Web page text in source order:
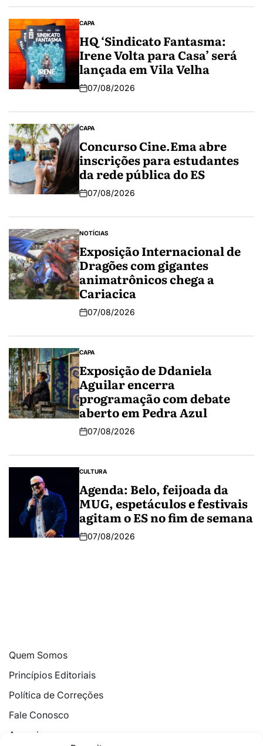
CAPA
HQ ‘Sindicato Fantasma:
Irene Volta para Casa’ será
lançada em Vila Velha
07/08/2026
CAPA
Concurso Cine.Ema abre
inscrições para estudantes
da rede pública do ES
07/08/2026
NOTÍCIAS
Exposição Internacional de
Dragões com gigantes
animatrônicos chega a
Cariacica
07/08/2026
CAPA
Exposição de Ddaniela
Aguilar encerra
programação com debate
aberto em Pedra Azul
07/08/2026
CULTURA
Agenda: Belo, feijoada da
MUG, espetáculos e festivais
agitam o ES no fim de semana
07/08/2026
Quem Somos
Princípios Editoriais
Política de Correções
Fale Conosco
Anuncie